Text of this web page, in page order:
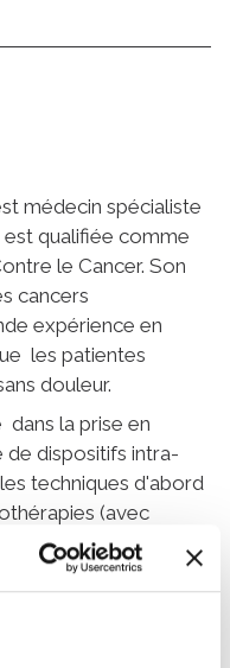
médecin spécialiste
qualifiée comme
le Cancer. Son
cancers
expérience en
les patientes
douleur.
la prise en
de dispositifs intra-
techniques d'abord
(avec
centraux ou
Elle aussi impliquée